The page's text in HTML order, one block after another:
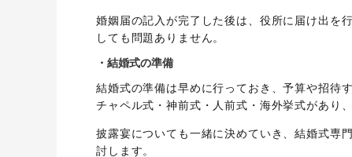
婚姻届の記入が完了した後は、役所に届け出を
しても問題ありません。
・結婚式の準備
結婚式の準備は早めに行っておき、予算や招待
チャペル式・神前式・人前式・海外挙式があり
披露宴についても一緒に決めていき、結婚式専
討します。